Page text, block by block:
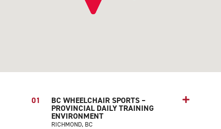
01 BC WHEELCHAIR SPORTS –
PROVINCIAL DAILY TRAINING
ENVIRONMENT
RICHMOND, BC